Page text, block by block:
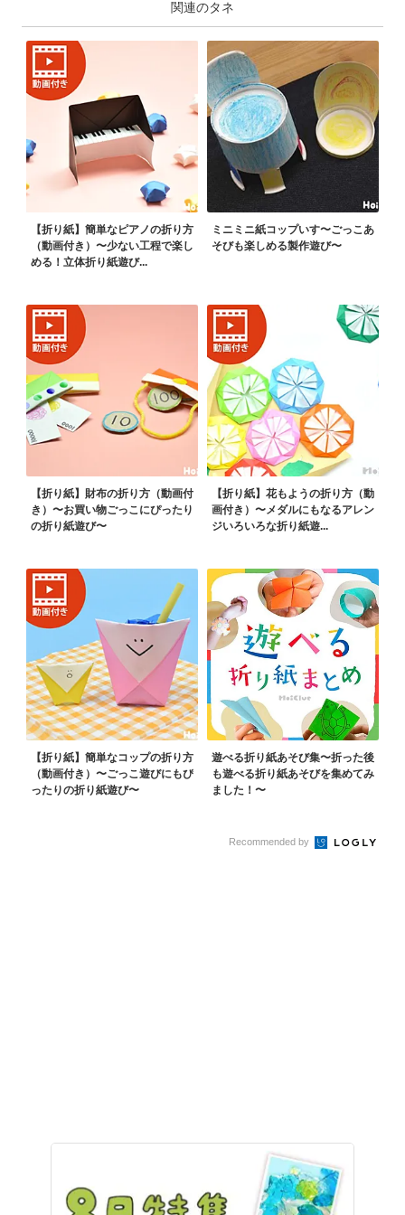
関連のタネ
【折り紙】簡単なピアノの折り方
（動画付き）〜少ない工程で楽し
める！立体折り紙遊び...
ミニミニ紙コップいす〜ごっこあ
そびも楽しめる製作遊び〜
【折り紙】財布の折り方（動画付
き）〜お買い物ごっこにぴったり
の折り紙遊び〜
【折り紙】花もようの折り方（動
画付き）〜メダルにもなるアレン
ジいろいろな折り紙遊...
【折り紙】簡単なコップの折り方
（動画付き）〜ごっこ遊びにもぴ
ったりの折り紙遊び〜
遊べる折り紙あそび集〜折った後
も遊べる折り紙あそびを集めてみ
ました！〜
Recommended by